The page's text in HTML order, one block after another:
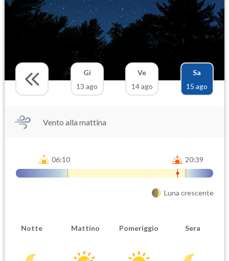
Gi
13 ago
Ve
14 ago
Sa
15 ago
Vento alla mattina
06:10 20:39
Luna crescente
Notte Mattino Pomeriggio Sera